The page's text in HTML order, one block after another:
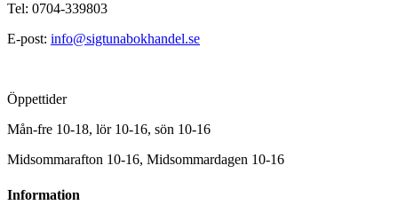
Tel: 0704-339803
E-post: info@sigtunabokhandel.se
Öppettider
Mån-fre 10-18, lör 10-16, sön 10-16
Midsommarafton 10-16, Midsommardagen 10-16
Information